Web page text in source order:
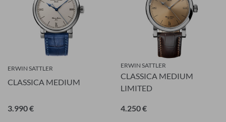
ERWIN SATTLER
CLASSICA MEDIUM
3.990 €
ERWIN SATTLER
CLASSICA MEDIUM
LIMITED
4.250 €